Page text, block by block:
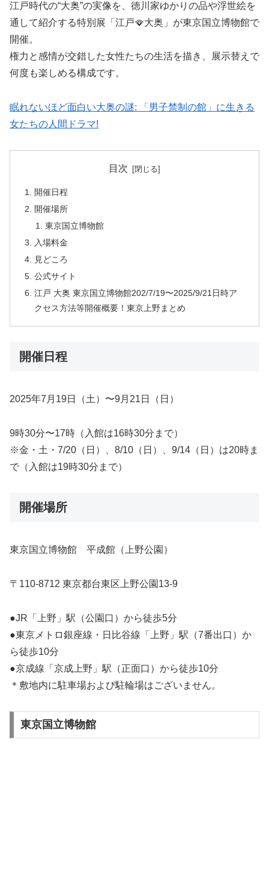
江戸時代の“大奥”の実像を、徳川家ゆかりの品や浮世絵を
通して紹介する特別展「江戸🪭大奥」が東京国立博物館で
開催。
権力と感情が交錯した女性たちの生活を描き、展示替えで
何度も楽しめる構成です。
眠れないほど面白い大奥の謎: 「男子禁制の館」に生きる
女たちの人間ドラマ!
目次
開催日程
開催場所
東京国立博物館
入場料金
見どころ
公式サイト
江戸 大奥 東京国立博物館202/7/19〜2025/9/21日時ア
クセス方法等開催概要！東京上野まとめ
開催日程
2025年7月19日（土）〜9月21日（日）
9時30分〜17時（入館は16時30分まで）
※金・土・7/20（日）、8/10（日）、9/14（日）は20時ま
で（入館は19時30分まで）
開催場所
東京国立博物館 平成館（上野公園）
〒110-8712 東京都台東区上野公園13-9
●JR「上野」駅（公園口）から徒歩5分
●東京メトロ銀座線・日比谷線「上野」駅（7番出口）か
ら徒歩10分
●京成線「京成上野」駅（正面口）から徒歩10分
＊敷地内に駐車場および駐輪場はございません。
東京国立博物館